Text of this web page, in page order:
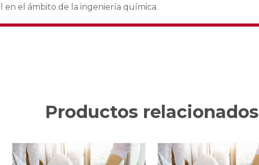
el ámbito de la ingeniería química.
Productos relacionados